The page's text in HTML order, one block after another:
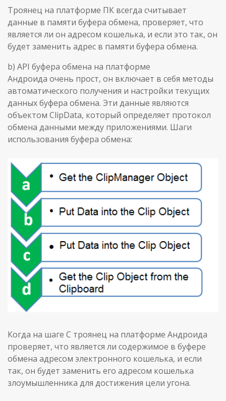
Троянец на платформе ПК всегда считывает
данные в памяти буфера обмена, проверяет, что
является ли он адресом кошелька, и если это так, он
будет заменить адрес в памяти буфера обмена.
b) API буфера обмена на платформе
Андроида очень прост, он включает в себя методы
автоматического получения и настройки текущих
данных буфера обмена. Эти данные являются
объектом ClipData, который определяет протокол
обмена данными между приложениями. Шаги
использования буфера обмена:
Когда на шаге С троянец на платформе Андроида
проверяет, что является ли содержимое в буфере
обмена адресом электронного кошелька, и если
так, он будет заменить его адресом кошелька
злоумышленника для достижения цели угона.